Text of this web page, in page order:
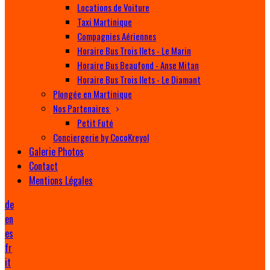
Locations de Voiture
Taxi Martinique
Compagnies Aériennes
Horaire Bus Trois Ilets - Le Marin
Horaire Bus Beaufond - Anse Mitan
Horaire Bus Trois Ilets - Le Diamant
Plongée en Martinique
Nos Partenaires
Petit Futé
Conciergerie by CocoKreyol
Galerie Photos
Contact
Mentions Légales
de
en
es
fr
it